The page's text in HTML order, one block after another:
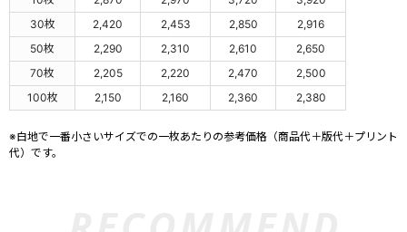
30枚
2,420 2,453 2,850
2,916
50枚
2,290 2,310 2,610
2,650
70枚
2,205 2,220 2,470
2,500
100枚
2,150 2,160 2,360 2,380
※白地で一番小さいサイズでの一枚あたりの参考価格（商品代＋版代＋プリント
代）です。